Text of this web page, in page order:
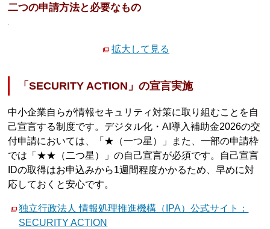
二つの申請方法と必要なもの
拡大して見る
「SECURITY ACTION」の宣言実施
中小企業自らが情報セキュリティ対策に取り組むことを自
己宣言する制度です。デジタル化・AI導入補助金2026の交
付申請においては、「★（一つ星）」また、一部の申請枠
では「★★（二つ星）」の自己宣言が必須です。自己宣言
IDの取得はお申込みから1週間程度かかるため、早めに対
応しておくと安心です。
独立行政法人 情報処理推進機構（IPA）公式サイト：
SECURITY ACTION